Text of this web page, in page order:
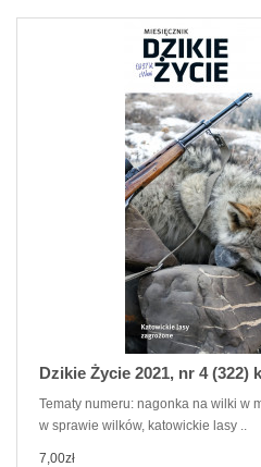
Dzikie Życie 2021, nr 4 (322)
Tematy numeru: nagonka na wilki w
w sprawie wilków, katowickie lasy ..
7,00zł